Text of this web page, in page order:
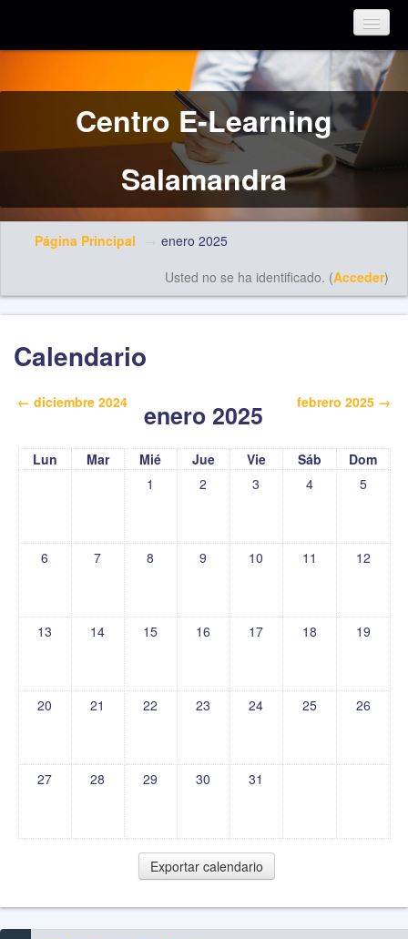
Centro E-Learning
Salamandra
Página Principal → enero 2025
Usted no se ha identificado. (Acceder)
Calendario
← diciembre 2024 enero 2025 febrero 2025 →
Lun Mar Mié Jue Vie Sáb
Dom
1
2 3 4 5
6 7 8 9 10 11 12
13 14 15 16 17 18 19
20 21 22 23 24 25 26
27 28 29 30 31